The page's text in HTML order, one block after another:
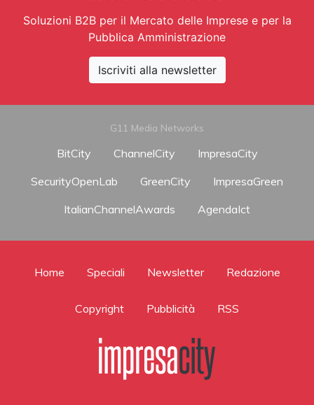
Soluzioni B2B per il Mercato delle Imprese e per la
Pubblica Amministrazione
Iscriviti alla newsletter
G11 Media Networks
BitCity ChannelCity
ImpresaCity
SecurityOpenLab
GreenCity
ImpresaGreen
ItalianChannelAwards
AgendaIct
Home Speciali Newsletter Redazione
Copyright Pubblicità RSS